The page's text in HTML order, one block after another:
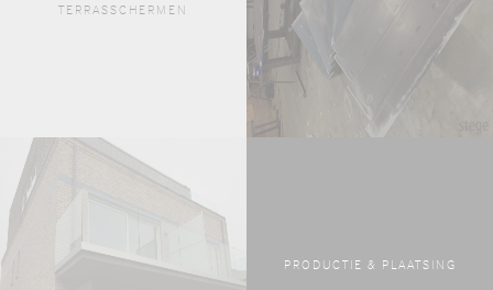
TERRASSCHERMEN
PRODUCTIE & PLAATSING